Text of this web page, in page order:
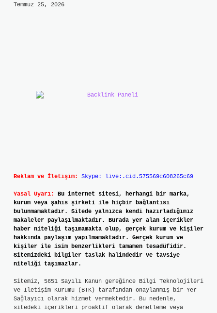
Temmuz 25, 2026
Reklam ve İletişim: Skype: live:.cid.575569c608265c69
Yasal Uyarı:
Bu internet sitesi, herhangi bir marka,
kurum veya şahıs şirketi ile hiçbir bağlantısı
bulunmamaktadır. Sitede yalnızca kendi hazırladığımız
makaleler paylaşılmaktadır. Burada yer alan içerikler
haber niteliği taşımamakta olup, gerçek kurum ve kişiler
hakkında paylaşım yapılmamaktadır. Gerçek kurum ve
kişiler ile isim benzerlikleri tamamen tesadüfidir.
Sitemizdeki bilgiler taslak halindedir ve tavsiye
niteliği taşımazlar.
Sitemiz, 5651 Sayılı Kanun gereğince Bilgi Teknolojileri
ve İletişim Kurumu (BTK) tarafından onaylanmış bir Yer
Sağlayıcı olarak hizmet vermektedir. Bu nedenle,
sitedeki içerikleri proaktif olarak denetleme veya